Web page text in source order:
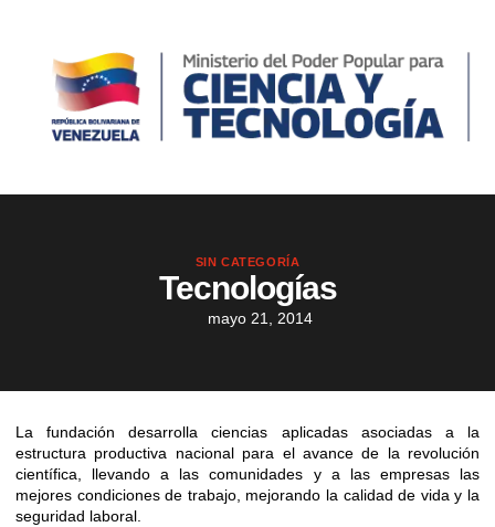
SIN CATEGORÍA
Tecnologías
mayo 21, 2014
La fundación desarrolla ciencias aplicadas asociadas a la
estructura productiva nacional para el avance de la revolución
científica, llevando a las comunidades y a las empresas las
mejores condiciones de trabajo, mejorando la calidad de vida y la
seguridad laboral.